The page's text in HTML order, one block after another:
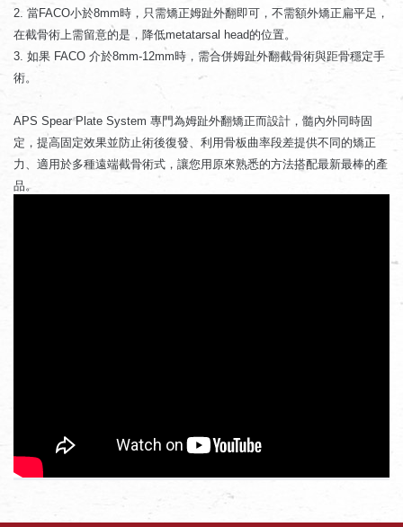
2. 當FACO小於8mm時，只需矯正姆趾外翻即可，不需額外矯正扁平足，
在截骨術上需留意的是，降低metatarsal head的位置。
3. 如果 FACO 介於8mm-12mm時，需合併姆趾外翻截骨術與距骨穩定手
術。
APS Spear Plate System 專門為姆趾外翻矯正而設計，髓內外同時固
定，提高固定效果並防止術後復發、利用骨板曲率段差提供不同的矯正
力、適用於多種遠端截骨術式，讓您用原來熟悉的方法搭配最新最棒的產
品。